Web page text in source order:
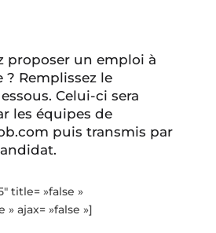
proposer un emploi à
Remplissez le
Celui-ci sera
les équipes de
puis transmis par
title= »false »
ajax= »false »]